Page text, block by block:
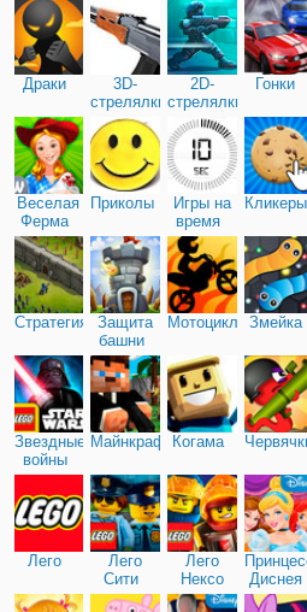
Драки
3D-
стрелялки
2D-
стрелялки
Гонки
Веселая
Ферма
Приколы
Игры на
время
Кликеры
Стратегия
Защита
башни
МотоциклыЗмейка
Звездные
войны
МайнкрафтКогама
Лего
Лего
Сити
Лего
Нексо
Найтс
Диснея